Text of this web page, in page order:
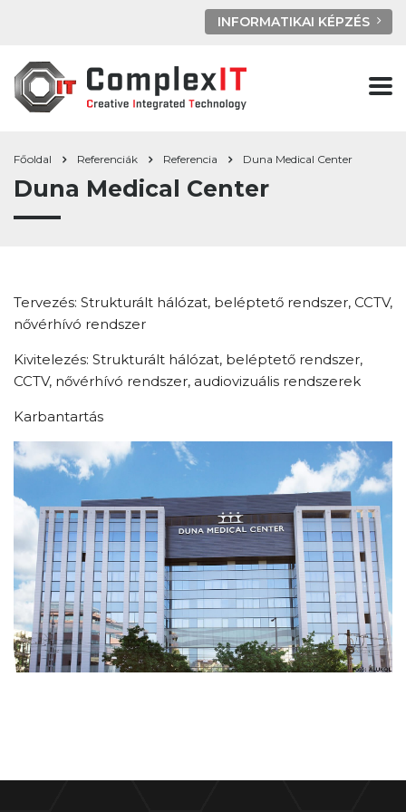
INFORMATIKAI KÉPZÉS
Főoldal Referenciák Referencia Duna Medical Center
Duna Medical Center
Tervezés: Strukturált hálózat, beléptető rendszer, CCTV,
nővérhívó rendszer
Kivitelezés: Strukturált hálózat, beléptető rendszer,
CCTV, nővérhívó rendszer, audiovizuális rendszerek
Karbantartás